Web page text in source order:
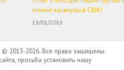
зимние каникулы в США!
19/01/2015
2013-2026. Все права защищены.
просьба установить нашу